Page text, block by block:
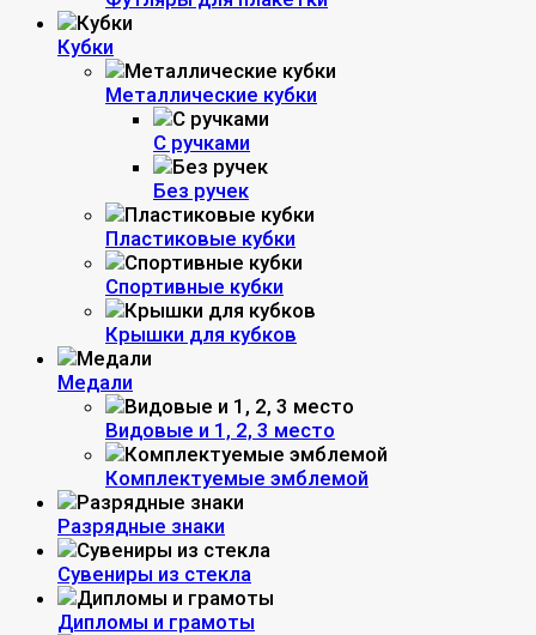
Кубки
Металлические кубки
С ручками
Без ручек
Пластиковые кубки
Спортивные кубки
Крышки для кубков
Медали
Видовые и 1, 2, 3 место
Комплектуемые эмблемой
Разрядные знаки
Сувениры из стекла
Дипломы и грамоты